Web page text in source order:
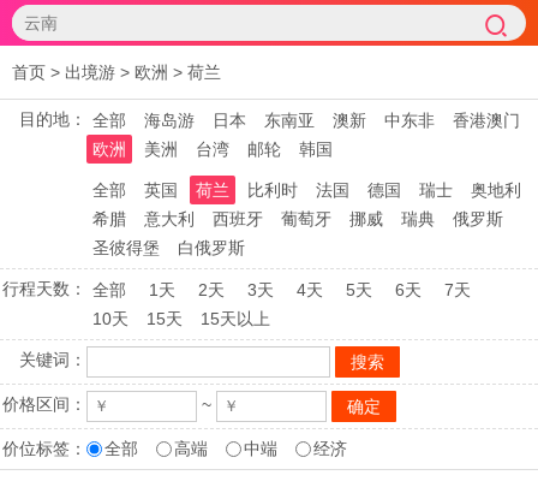
首页 > 出境游 > 欧洲 > 荷兰
目的地： 全部 海岛游 日本 东南亚 澳新 中东非
香港澳门
欧洲
美洲 台湾 邮轮 韩国
全部 英国 荷兰 比利时 法国 德国 瑞士
奥地利
希腊
意大利 西班牙 葡萄牙 挪威 瑞典
俄罗斯
圣彼得堡
白俄罗斯
行程天数： 全部 1天 2天 3天 4天 5天 6天
7天
10天
15天 15天以上
关键词：
价格区间： ~
价位标签： 全部 高端 中端 经济